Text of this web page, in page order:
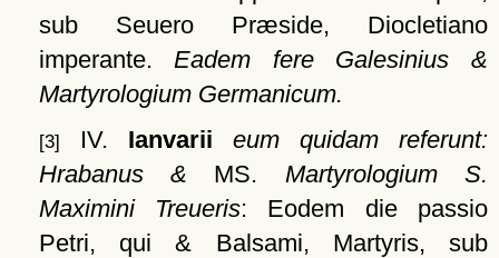
sub Seuero Præside, Diocletiano
imperante.Eadem fere Galesinius &
Martyrologium Germanicum.
[3] IV. Ianvarii
eum quidam referunt:
Hrabanus & MS. Martyrologium S.
Maximini Treueris: Eodem die passio
Petri, qui & Balsami, Martyris, sub